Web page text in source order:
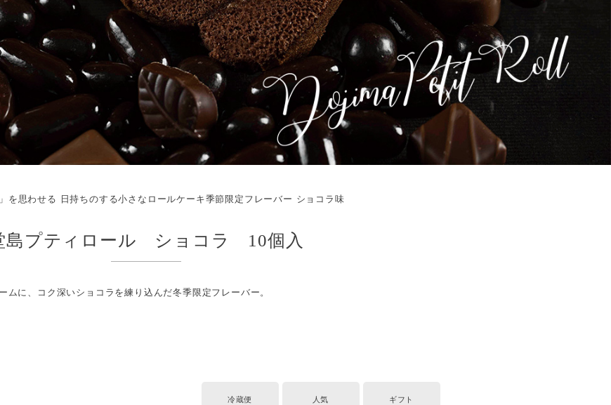
を思わせる 日持ちのする小さなロールケーキ季節限定フレーバー ショコラ味
島プティロール ショコラ 10個入
に、コク深いショコラを練り込んだ冬季限定フレーバー。
冷蔵便 人気 ギフト